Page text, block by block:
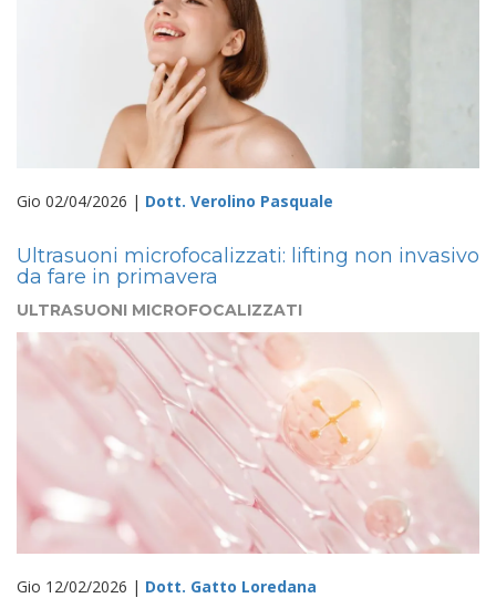
Gio 02/04/2026 | Dott. Verolino Pasquale
Ultrasuoni microfocalizzati: lifting non invasivo
da fare in primavera
ULTRASUONI MICROFOCALIZZATI
Gio 12/02/2026 | Dott. Gatto Loredana